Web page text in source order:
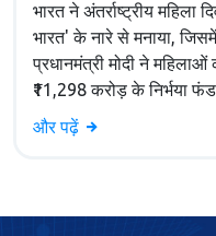
भारत ने अंतर्राष्ट्रीय
भारत' के नारे से मनाया,
प्रधानमंत्री मोदी ने
₹11,298 करोड़ के निर्भया
दिखाई।
और पढ़ें